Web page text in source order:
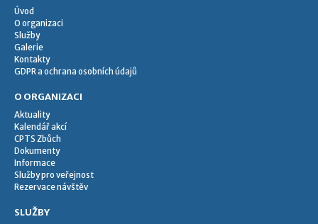
Úvod
O organizaci
Služby
Galerie
Kontakty
GDPR a ochrana osobních údajů
O ORGANIZACI
Aktuality
Kalendář akcí
CPTS Zbůch
Dokumenty
Informace
Služby pro veřejnost
Rezervace návštěv
SLUŽBY